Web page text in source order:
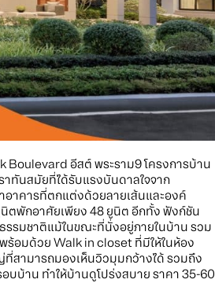
Boulevard อีสต์ พระราม9 โครงการบ้าน
าทันสมัยที่ได้รับแรงบันดาลใจจาก
าคารที่ตกแต่งด้วยลายเส้นและองค์
ตพักอาศัยเพียง 48 ยูนิต อีกทั้ง ฟังก์ชัน
รรมชาติแม้ในขณะที่นั่งอยู่ภายในบ้าน รวม
อมด้วย Walk in closet ที่มีให้ในห้อง
สามารถมองเห็นวิวมุมกว้างได้ รวมถึง
บบ้าน ทำให้บ้านดูโปร่งสบาย ราคา 35-60